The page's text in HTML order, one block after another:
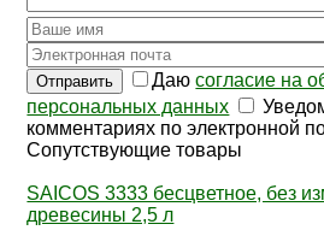
Отправить Даюсогласие на
персональных данных
комментариях по электронной
Сопутствующие товары
SAICOS 3333 бесцветное, без
древесины 2,5 л